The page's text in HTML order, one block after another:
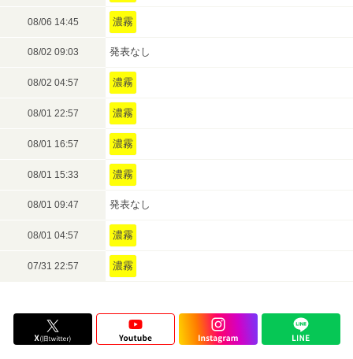
08/06 14:45 濃霧
08/02 09:03 発表なし
08/02 04:57 濃霧
08/01 22:57 濃霧
08/01 16:57 濃霧
08/01 15:33 濃霧
08/01 09:47 発表なし
08/01 04:57 濃霧
07/31 22:57 濃霧